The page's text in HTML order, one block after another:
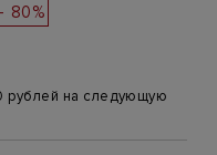
- 80%
рублей на следующую